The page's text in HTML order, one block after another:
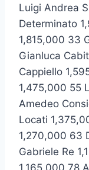
Luigi Andrea
Determinato
1,815,000 33
Gianluca
Cappiello
1,475,000 55
Amedeo
Locati
1,270,000 63
Gabriele Re
1,165,000 78